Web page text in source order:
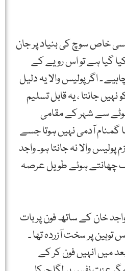
خاص سوچ کی بنیاد پر جان
گیا ہے تو اس رویے کے
۔ اگر پولیس والا یہ دلیل
جانتا ، یہ قابل تسلیم
سے شہر کے مقامی
گمنام آدمی نہیں ہوتا جسے
والا نہ جانتا ہو۔ واجد
چھانتے ہوئے طویل عرصہ
خان کے ساتھ فون پر بات
توہین پر سخت آزردہ تھا ۔
میں انہیں فون کر کے